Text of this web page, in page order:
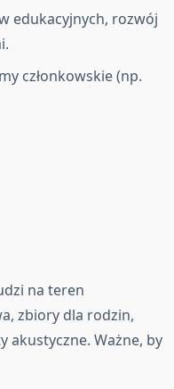
edukacyjnych, rozwój
członkowskie (np.
na teren
zbiory dla rodzin,
akustyczne. Ważne, by